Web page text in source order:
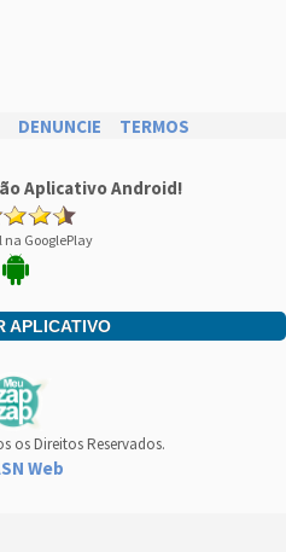
DENUNCIE TERMOS
Aplicativo Android!
na GooglePlay
APLICATIVO
os Direitos Reservados.
Web